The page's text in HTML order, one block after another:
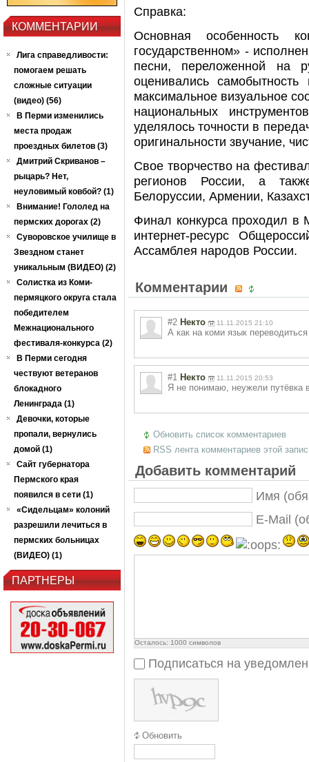
КОММЕНТАРИИ
Лига справедливости:
помогаем решать
сложные ситуации
(видео) (56)
В Перми изменились
места продаж
проездных билетов (3)
Дмитрий Скриванов –
рыцарь? Нет,
неуловимый ковбой? (1)
Внимание! Гололед на
пермских дорогах (2)
Суворовское училище в
Звездном станет
уникальным (ВИДЕО) (2)
Солистка из Коми-
пермяцкого округа стала
победителем
Межнационального
фестиваля-конкурса (2)
В Перми сегодня
чествуют ветеранов
блокадного
Ленинграда (1)
Девочки, которые
пропали, вернулись
домой (1)
Сайт губернатора
Пермского края
появился в сети (1)
«Сидельцам» колоний
разрешили лечиться в
пермских больницах
(ВИДЕО) (1)
ПАРТНЕРЫ
Справка:
Основная особенность
государственном» -
песни, переложенной на
оценивались
максимальное визуальное
национальных
уделялось точности в
оригинальности звучание,
Свое творчество на
регионов России, а
Белоруссии, Армении,
Финал конкурса проходил в
интернет-ресурс
Ассамблея народов России.
Комментарии
#2 Некто 11.11.2015 21:10
А как на коми язык
#1 Некто 11.11.2015 20:53
Я не понимаю, неужели путёвка
Обновить список комментариев
RSS лента комментариев этой
Добавить комментарий
Имя
E-Mail
Осталось: 1000 символов
Подписаться на
Обновить